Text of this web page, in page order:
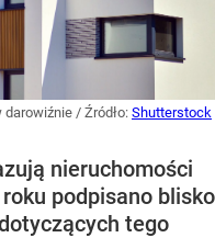
darowiźnie / Źródło: Shutterstock
nieruchomości
podpisano blisko
tego